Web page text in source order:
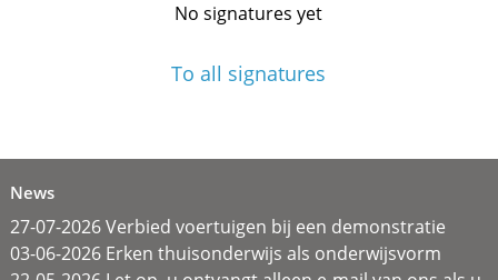
No signatures yet
To all signatures
News
27-07-2026 Verbied voertuigen bij een demonstratie
03-06-2026 Erken thuisonderwijs als onderwijsvorm